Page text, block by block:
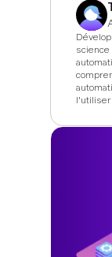
l'utiliser